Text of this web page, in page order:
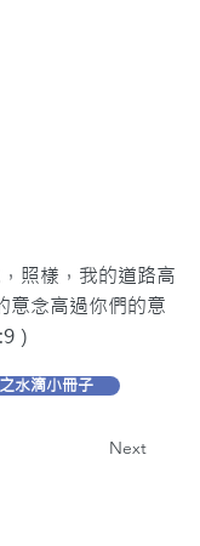
照樣，我的道路高
意念高過你們的意
）
水滴小冊子
Next